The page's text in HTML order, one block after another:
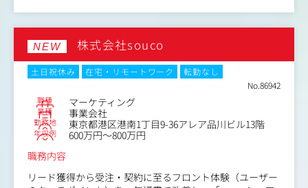
＜具体的な業務＞
・広報戦略の企画・設計（中長期・短期）
・メディアリレーション構築・対応（TV、雑誌、Web、業
界メディアなど）
・プレスリリースの作成・配信
・SNS・オウンドメディアの運用戦略立案と実行
・社内広報（インナーブランディング）の企画・運用
・代表やブランドの対外発信の支援（インタビュー対応、
登壇資料など）
・求人媒体（wantedly等）の運用
NEW 株式会社souco
土日祝休み 在宅・リモートワーク
転勤なし
No.86942
職種 マーケティング
業種 事業会社
勤務地 東京都港区港南1丁目9-36アレア品川ビル13階
年収例
600万円～800万円
職務内容
リード獲得から受注・契約に至るフロント体験（ユーザー